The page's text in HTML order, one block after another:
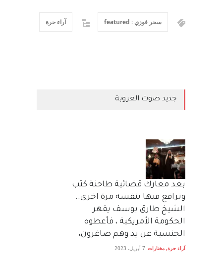
سحر فوزي : featured آراء حرة
جديد صوت العروبة
بعد معارك قضائية طاحنة كتب
وترافع فيها بنفسه مرة اخرى..
الشيخ طارق يوسف يقهر
الحكومة الأمريكية ، فأعطوه
الجنسية عن يد وهم صاغرون،
آراء حرة, مختارات 7 أبريل، 2023